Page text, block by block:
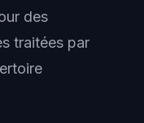
des
traitées par